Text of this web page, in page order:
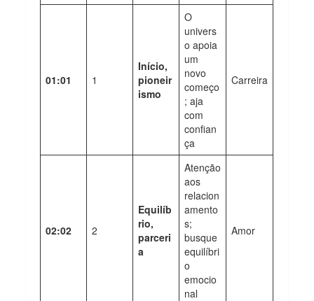
01:01 1
Início,
pioneir
ismo
O
univers
o apoia
um
novo
começo
; aja
com
confian
ça
Carreira
02:02 2
Equilíb
rio,
parceri
a
Atenção
aos
relacion
amento
s;
busque
equilíbri
o
emocio
nal
Amor